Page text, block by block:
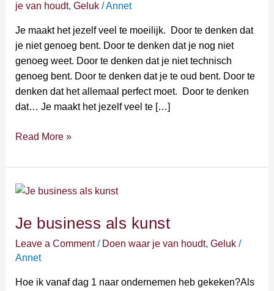
je van houdt, Geluk/Annet
Je maakt het jezelf veel te moeilijk. Door te denken dat
je niet genoeg bent. Door te denken dat je nog niet
genoeg weet. Door te denken dat je niet technisch
genoeg bent. Door te denken dat je te oud bent. Door te
denken dat het allemaal perfect moet. Door te denken
dat… Je maakt het jezelf veel te […]
dan
komt
het
Read More »
Je business als kunst
Leave a Comment / Doen waar je van houdt, Geluk/
Annet
Hoe ik vanaf dag 1 naar ondernemen heb gekeken?Als
Je
als